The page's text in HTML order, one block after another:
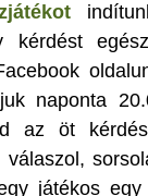
kérdést
naponta
az öt
válaszol,
játékos